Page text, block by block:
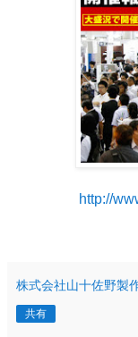
http://
株式会社山十佐野製
共有